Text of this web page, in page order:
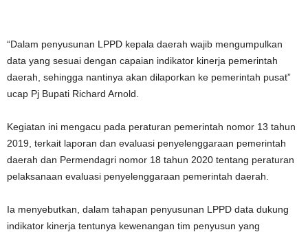
“Dalam penyusunan LPPD kepala daerah wajib mengumpulkan
data yang sesuai dengan capaian indikator kinerja pemerintah
daerah, sehingga nantinya akan dilaporkan ke pemerintah pusat”
ucap Pj Bupati Richard Arnold.
Kegiatan ini mengacu pada peraturan pemerintah nomor 13 tahun
2019, terkait laporan dan evaluasi penyelenggaraan pemerintah
daerah dan Permendagri nomor 18 tahun 2020 tentang peraturan
pelaksanaan evaluasi penyelenggaraan pemerintah daerah.
Ia menyebutkan, dalam tahapan penyusunan LPPD data dukung
indikator kinerja tentunya kewenangan tim penyusun yang